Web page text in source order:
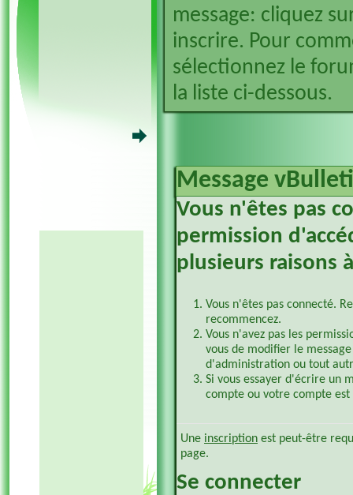
message: cliquez
inscrire. Pour
sélectionnez le
la liste ci-dessous.
Message
Vous n'êtes pas
permission
plusieurs raisons
Vous n'êtes pas connecté.
recommencez.
Vous n'avez pas les
vous de modifier le
d'administration ou tout
Si vous essayer d'écrire un
compte ou votre compte
Une inscription est peut-être
page.
Se connecter